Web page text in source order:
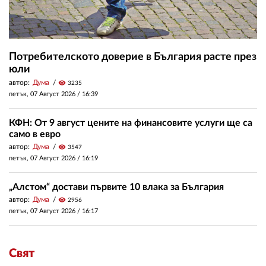
Потребителското доверие в България расте през
юли
автор: Дума visibility 3235
петък, 07 Август 2026 / 16:39
КФН: От 9 август цените на финансовите услуги ще са
само в евро
автор: Дума visibility 3547
петък, 07 Август 2026 / 16:19
„Алстом“ достави първите 10 влака за България
автор: Дума visibility 2956
петък, 07 Август 2026 / 16:17
Свят